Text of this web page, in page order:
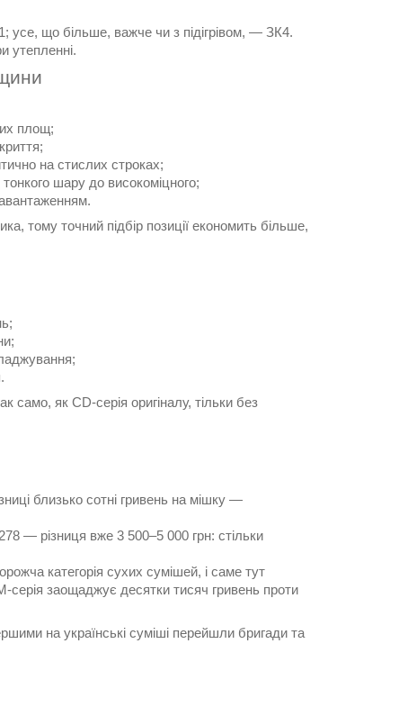
усе, що більше, важче чи з підігрівом, — ЗК4.
утепленні.
площ;
на стислих строках;
шару до високоміцного;
тому точний підбір позиції економить більше,
як CD-серія оригіналу, тільки без
близько сотні гривень на мішку —
— різниця вже 3 500–5 000 грн: стільки
категорія сухих сумішей, і саме тут
серія заощаджує десятки тисяч гривень проти
на українські суміші перейшли бригади та